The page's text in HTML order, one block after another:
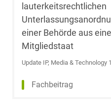
Dr.
lauterkeitsrechtlichen
einer Behörde aus
Mitgliedstaat
Update IP, Media & Technology
Fachbeitrag